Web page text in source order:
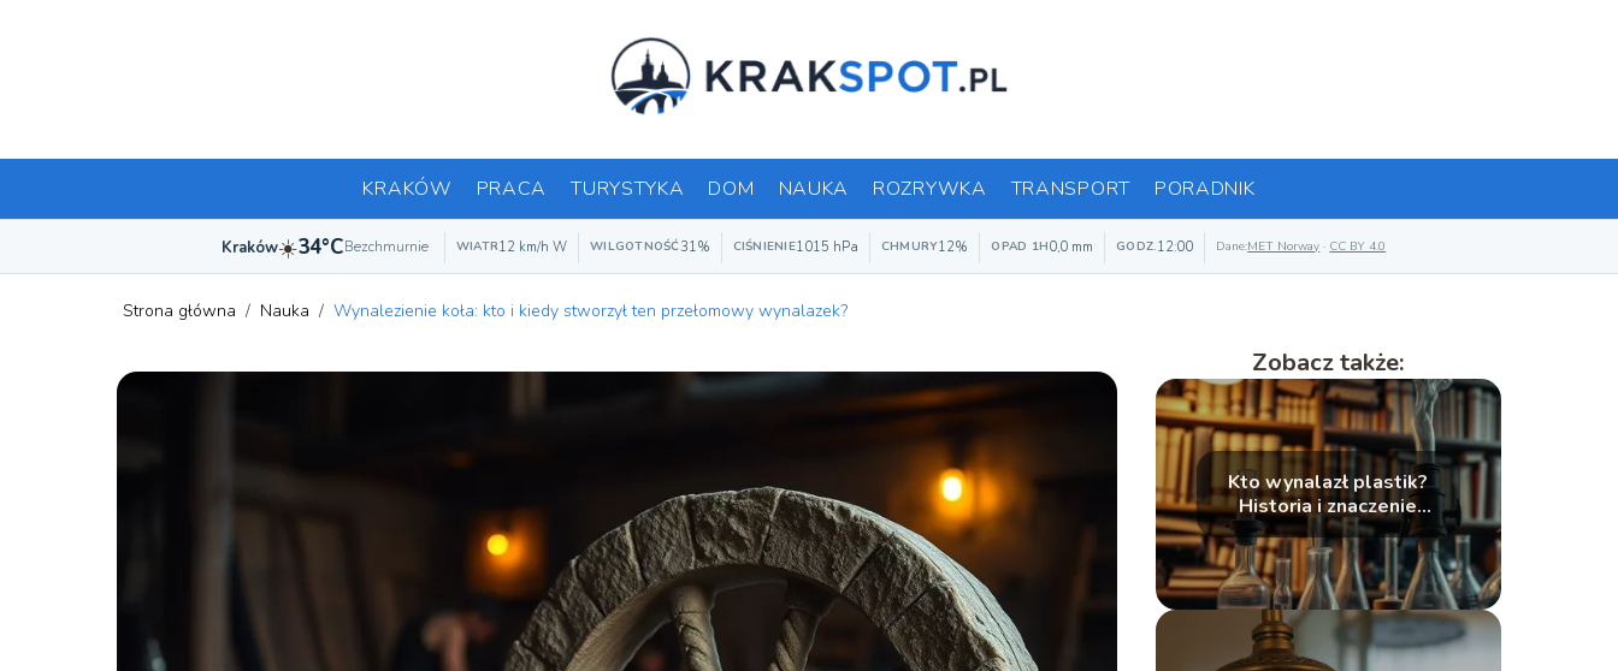
KRAKÓW PRACA TURYSTYKA DOM NAUKA ROZRYWKA TRANSPORT PORADNIK
Kraków☀️34°CBezchmurnie WIATR12 km/h W WILGOTNOŚĆ31% CIŚNIENIE1015 hPa CHMURY12% OPAD 1H0,0 mm GODZ.12:00 Dane:MET Norway · CC BY 4.0
Strona główna / Nauka / Wynalezienie koła: kto i kiedy stworzył ten przełomowy wynalazek?
Zobacz także:
Kto wynalazł plastik?
Historia i znaczenie
tego wynalazku